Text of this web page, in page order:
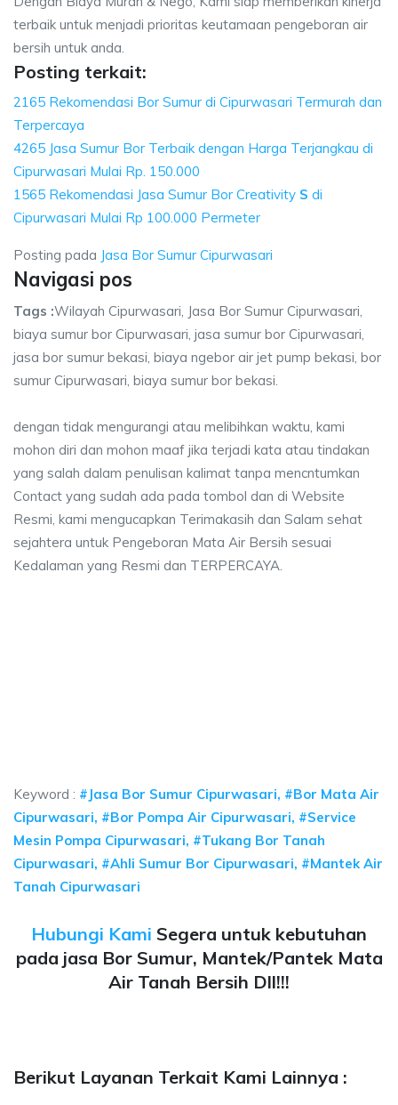
terbaik untuk menjadi prioritas keutamaan pengeboran air
bersih untuk anda.
Posting terkait:
2165 Rekomendasi Bor Sumur di Cipurwasari Termurah dan
Terpercaya
4265 Jasa Sumur Bor Terbaik dengan Harga Terjangkau di
Cipurwasari Mulai Rp. 150.000
1565 Rekomendasi Jasa Sumur Bor Creativity S di
Cipurwasari Mulai Rp 100.000 Permeter
Posting pada Jasa Bor Sumur Cipurwasari
Navigasi pos
Tags :Wilayah Cipurwasari, Jasa Bor Sumur Cipurwasari,
biaya sumur bor Cipurwasari, jasa sumur bor Cipurwasari,
jasa bor sumur bekasi, biaya ngebor air jet pump bekasi, bor
sumur Cipurwasari, biaya sumur bor bekasi.
dengan tidak mengurangi atau melibihkan waktu, kami
mohon diri dan mohon maaf jika terjadi kata atau tindakan
yang salah dalam penulisan kalimat tanpa mencntumkan
Contact yang sudah ada pada tombol dan di Website
Resmi, kami mengucapkan Terimakasih dan Salam sehat
sejahtera untuk Pengeboran Mata Air Bersih sesuai
Kedalaman yang Resmi dan TERPERCAYA.
Keyword : #Jasa Bor Sumur Cipurwasari, #Bor Mata Air
Cipurwasari, #Bor Pompa Air Cipurwasari, #Service
Mesin Pompa Cipurwasari, #Tukang Bor Tanah
Cipurwasari, #Ahli Sumur Bor Cipurwasari, #Mantek Air
Tanah Cipurwasari
Hubungi Kami Segera untuk kebutuhan
pada jasa Bor Sumur, Mantek/Pantek Mata
Air Tanah Bersih Dll!!!
Berikut Layanan Terkait Kami Lainnya :